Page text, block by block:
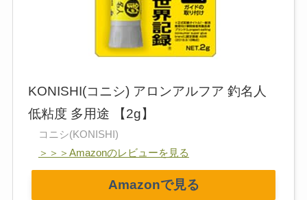
KONISHI(コニシ) アロンアルフア 釣名人
低粘度 多用途 【2g】
コニシ(KONISHI)
＞＞＞Amazonのレビューを見る
Amazonで見る